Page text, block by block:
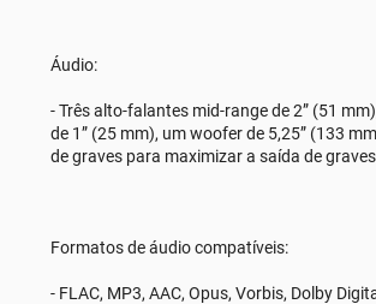
Áudio:
- Três alto-falantes mid-range de 2” (51
de 1” (25 mm), um woofer de 5,25” (133
de graves para maximizar a saída de
Formatos de áudio compatíveis:
- FLAC, MP3, AAC, Opus, Vorbis, Dolby